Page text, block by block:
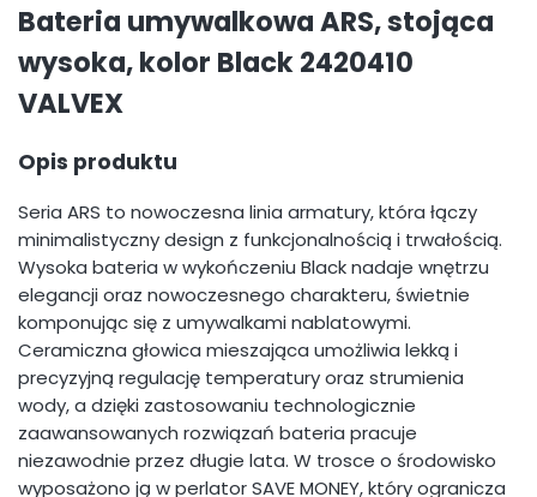
Bateria umywalkowa ARS, stojąca
wysoka, kolor Black 2420410
VALVEX
Opis produktu
Seria ARS to nowoczesna linia armatury, która łączy
minimalistyczny design z funkcjonalnością i trwałością.
Wysoka bateria w wykończeniu Black nadaje wnętrzu
elegancji oraz nowoczesnego charakteru, świetnie
komponując się z umywalkami nablatowymi.
Ceramiczna głowica mieszająca umożliwia lekką i
precyzyjną regulację temperatury oraz strumienia
wody, a dzięki zastosowaniu technologicznie
zaawansowanych rozwiązań bateria pracuje
niezawodnie przez długie lata. W trosce o środowisko
wyposażono ją w perlator SAVE MONEY, który ogranicza